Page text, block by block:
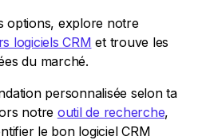
options, explore notre
logiciels CRM et trouve les
du marché.
personnalisée selon ta
notre outil de recherche,
le bon logiciel CRM